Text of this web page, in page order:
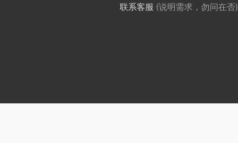
联系客服 (说明需求，勿问在否)